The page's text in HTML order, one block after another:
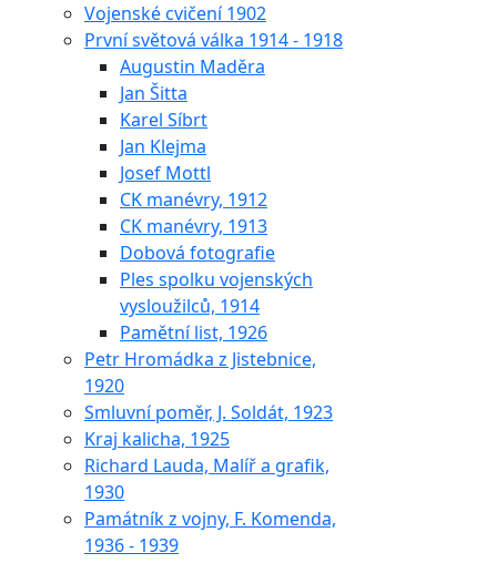
Vojenské cvičení 1902
První světová válka 1914 - 1918
Augustin Maděra
Jan Šitta
Karel Síbrt
Jan Klejma
Josef Mottl
CK manévry, 1912
CK manévry, 1913
Dobová fotografie
Ples spolku vojenských
vysloužilců, 1914
Pamětní list, 1926
Petr Hromádka z Jistebnice,
1920
Smluvní poměr, J. Soldát, 1923
Kraj kalicha, 1925
Richard Lauda, Malíř a grafik,
1930
Památník z vojny, F. Komenda,
1936 - 1939